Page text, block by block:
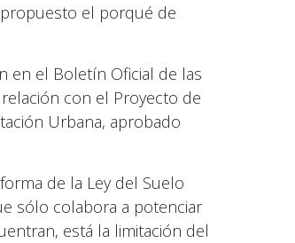
el porqué de
en el Boletín Oficial de las
con el Proyecto de
Urbana, aprobado
de la Ley del Suelo
sólo colabora a potenciar
está la limitación del